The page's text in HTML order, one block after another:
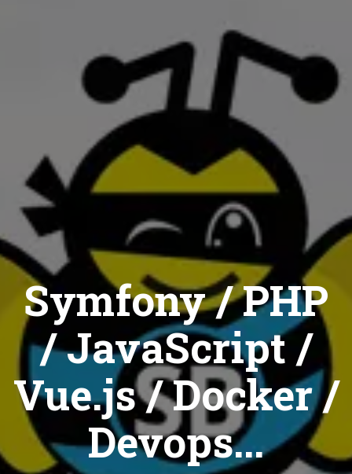
Symfony / PHP
/ JavaScript /
Vue.js / Docker /
Devops...